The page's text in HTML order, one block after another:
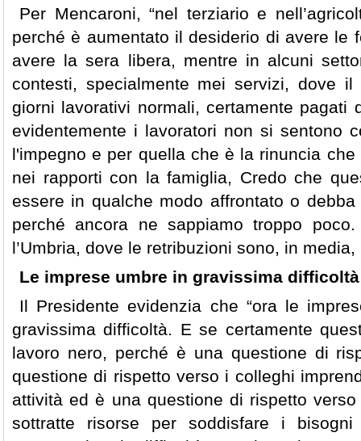
Per Mencaroni, “nel terziario e
perché è aumentato il desiderio di avere le
avere la sera libera, mentre in alcuni
contesti, specialmente mei servizi, dove
giorni lavorativi normali, certamente pagati
evidentemente i lavoratori non si sentono
l'impegno e per quella che è la rinuncia
nei rapporti con la famiglia, Credo che
essere in qualche modo affrontato o
perché ancora ne sappiamo troppo
l’Umbria, dove le retribuzioni sono, in media,
Le imprese umbre in gravissima difficoltà
Il Presidente evidenzia che “ora le
gravissima difficoltà. E se certamente
lavoro nero, perché è una questione di
questione di rispetto verso i colleghi
attività ed è una questione di rispetto
sottratte risorse per soddisfare i